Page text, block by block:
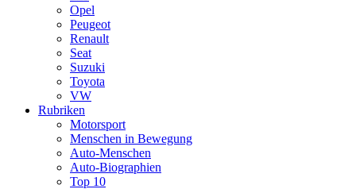
Opel
Peugeot
Renault
Seat
Suzuki
Toyota
VW
Rubriken
Motorsport
Menschen in Bewegung
Auto-Menschen
Auto-Biographien
Top 10